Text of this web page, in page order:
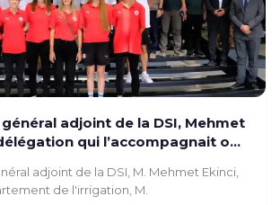
adjoint de la DSI, Mehmet
qui l’accompagnait ont
adjoint de la DSI, M. Mehmet Ekinci,
de l'irrigation, M.